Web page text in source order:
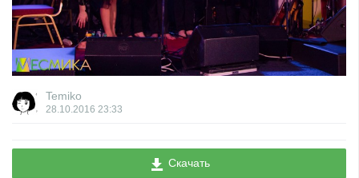
Temiko
28.10.2016 23:33
Скачать